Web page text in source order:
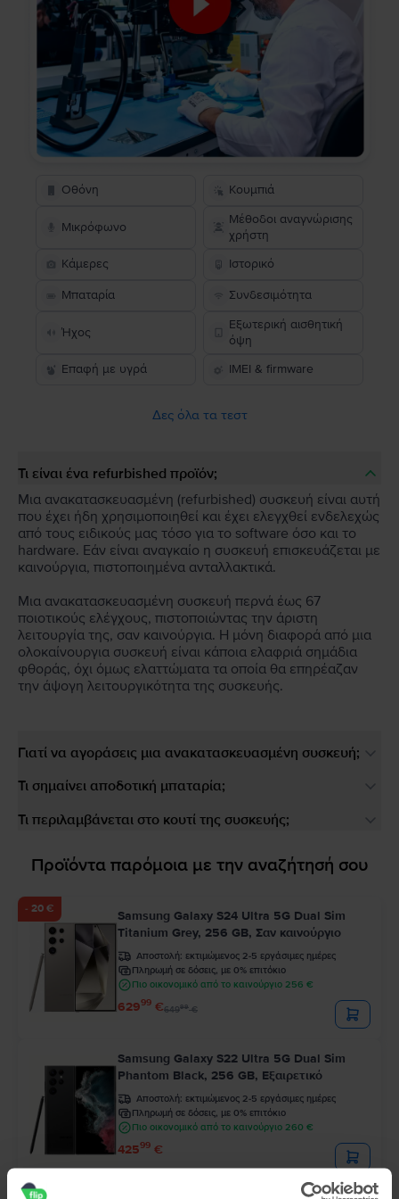
Οθόνη Κουμπιά
Μικρόφωνο
Μέθοδοι αναγνώρισης
χρήστη
Κάμερες
Ιστορικό
Μπαταρία Συνδεσιμότητα
Ήχος
Εξωτερική αισθητική
όψη
Επαφή με υγρά
IMEI & firmware
Δες όλα τα τεστ
Τι είναι ένα refurbished προϊόν;
Μια ανακατασκευασμένη (refurbished) συσκευή είναι αυτή
που έχει ήδη χρησιμοποιηθεί και έχει ελεγχθεί ενδελεχώς
από τους ειδικούς μας τόσο για το software όσο και το
hardware. Εάν είναι αναγκαίο η συσκευή επισκευάζεται με
καινούργια, πιστοποιημένα ανταλλακτικά.
Μια ανακατασκευασμένη συσκευή περνά έως 67
ποιοτικούς ελέγχους, πιστοποιώντας την άριστη
λειτουργία της, σαν καινούργια. Η μόνη διαφορά από μια
ολοκαίνουργια συσκευή είναι κάποια ελαφριά σημάδια
φθοράς, όχι όμως ελαττώματα τα οποία θα επηρέαζαν
την άψογη λειτουργικότητα της συσκευής.
Γιατί να αγοράσεις μια ανακατασκευασμένη συσκευή;
Τι σημαίνει αποδοτική μπαταρία;
Τι περιλαμβάνεται στο κουτί της συσκευής;
Προϊόντα παρόμοια με την αναζήτησή σου
- 20 €
Samsung Galaxy S24 Ultra 5G Dual Sim
Titanium Grey, 256 GB, Σαν καινούργιο
Αποστολή: εκτιμώμενος 2-5 εργάσιμες ημέρες
Πληρωμή σε δόσεις, με 0% επιτόκιο
Πιο οικονομικό από το καινούργιο 256 €
62999 €64999€
Samsung Galaxy S22 Ultra 5G Dual Sim
Phantom Black, 256 GB, Εξαιρετικό
Αποστολή: εκτιμώμενος 2-5 εργάσιμες ημέρες
Πληρωμή σε δόσεις, με 0% επιτόκιο
Πιο οικονομικό από το καινούργιο 260 €
42599 €
- 41 €